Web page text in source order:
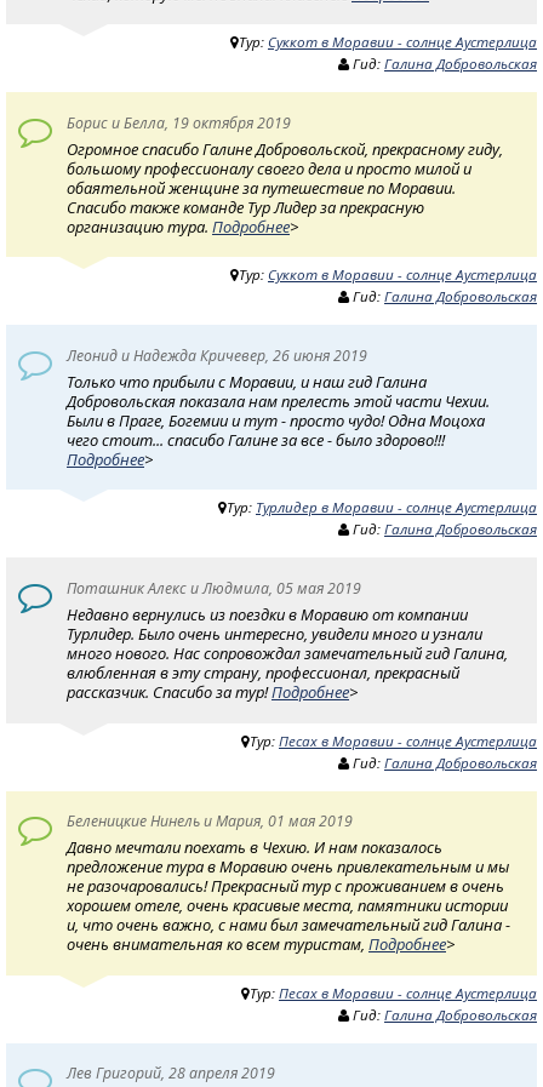
Тур: Суккот в Моравии - солнце Аустерлица
Гид: Галина Добровольская
Борис и Белла, 19 октября 2019
Огромное спасибо Галине Добровольской, прекрасному гиду,
большому профессионалу своего дела и просто милой и
обаятельной женщине за путешествие по Моравии.
Спасибо также команде Тур Лидер за прекрасную
организацию тура. Подробнее>
Тур: Суккот в Моравии - солнце Аустерлица
Гид: Галина Добровольская
Леонид и Надежда Кричевер, 26 июня 2019
Только что прибыли с Моравии, и наш гид Галина
Добровольская показала нам прелесть этой части Чехии.
Были в Праге, Богемии и тут - просто чудо! Одна Моцоха
чего стоит... спасибо Галине за все - было здорово!!!
Подробнее>
Тур: Турлидер в Моравии - солнце Аустерлица
Гид: Галина Добровольская
Поташник Алекс и Людмила, 05 мая 2019
Недавно вернулись из поездки в Моравию от компании
Турлидер. Было очень интересно, увидели много и узнали
много нового. Нас сопровождал замечательный гид Галина,
влюбленная в эту страну, профессионал, прекрасный
рассказчик. Спасибо за тур!Подробнее>
Тур: Песах в Моравии - солнце Аустерлица
Гид: Галина Добровольская
Беленицкие Нинель и Мария, 01 мая 2019
Давно мечтали поехать в Чехию. И нам показалось
предложение тура в Моравию очень привлекательным и мы
не разочаровались! Прекрасный тур с проживанием в очень
хорошем отеле, очень красивые места, памятники истории
и, что очень важно, с нами был замечательный гид Галина -
очень внимательная ко всем туристам, Подробнее>
Тур: Песах в Моравии - солнце Аустерлица
Гид: Галина Добровольская
Лев Григорий, 28 апреля 2019